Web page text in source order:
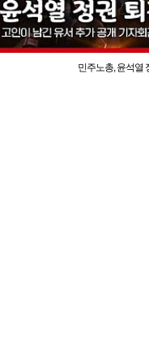
민주노총, 윤석열